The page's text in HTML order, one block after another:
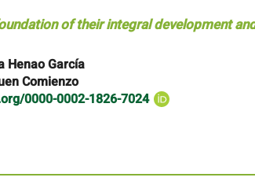
of their integral development
Henao García
Comienzo
0000-0002-1826-7024